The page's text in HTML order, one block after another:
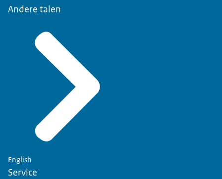
Andere talen
English
Service